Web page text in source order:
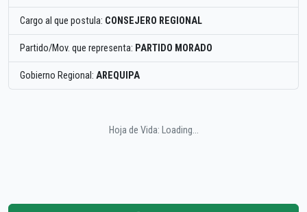
Cargo al que postula: CONSEJERO REGIONAL
Partido/Mov. que representa: PARTIDO MORADO
Gobierno Regional: AREQUIPA
Hoja de Vida: Loading...